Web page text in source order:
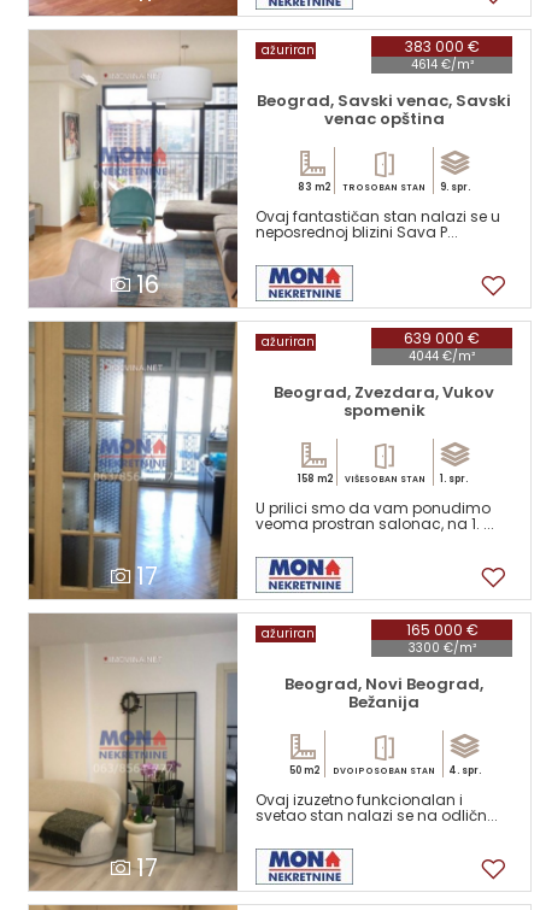
16
383 000 €
4614 €/m²
ažuriran
Beograd, Savski venac, Savski
venac opština
83 m2 TROSOBAN STAN 9. spr.
Ovaj fantastičan stan nalazi se u
neposrednoj blizini Sava P...
17
639 000 €
4044 €/m²
ažuriran
Beograd, Zvezdara, Vukov
spomenik
158 m2 VIŠESOBAN STAN 1. spr.
U prilici smo da vam ponudimo
veoma prostran salonac, na 1. ...
17
165 000 €
3300 €/m²
ažuriran
Beograd, Novi Beograd,
Bežanija
50 m2 DVOIPOSOBAN STAN 4. spr.
Ovaj izuzetno funkcionalan i
svetao stan nalazi se na odličn...